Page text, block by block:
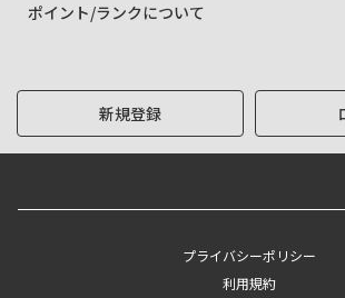
ポイント/ランクについて
新規登録
プライバシーポリシー
利用規約